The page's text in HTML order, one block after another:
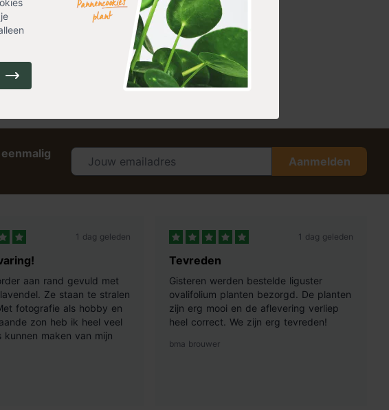
Aanmelden
1 dag geleden
aan rand gevuld met
Ze staan te stralen
fotografie als hobby en
zon heb ik heel veel
kunnen maken van mijn
1 dag geleden
Tevreden
Gisteren werden bestelde liguster
ovalifolium planten bezorgd. De planten
zijn erg mooi en de aflevering verliep
heel correct. We zijn erg tevreden!
bma brouwer